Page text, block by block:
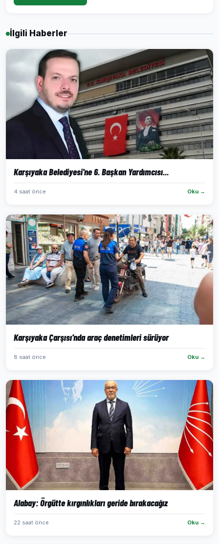
İlgili Haberler
Karşıyaka Belediyesi'ne 6. Başkan Yardımcısı...
4 saat önce Oku →
Karşıyaka Çarşısı’nda araç denetimleri sürüyor
8 saat önce Oku →
Alabay: Örgütte kırgınlıkları geride bırakacağız
22 saat önce Oku →